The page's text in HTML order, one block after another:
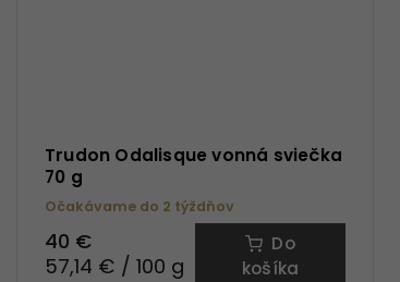
Trudon Odalisque vonná sviečka
70 g
Očakávame do 2 týždňov
40 €
57,14 € / 100 g
Do
košíka